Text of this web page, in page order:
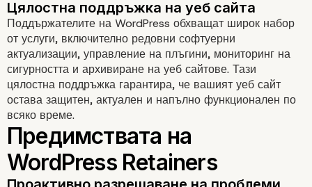
Разбиране на
Retainers
Дефиниране на WordPress
Поддържателите на WordPress обхващат широк набор
от услуги, включително редовни софтуерни
актуализации, управление на плъгини, мониторинг на
сигурността и архивиране на уеб сайтове. Тази
цялостна поддръжка гарантира, че вашият уеб сайт
остава защитен, актуален и напълно функционален по
всяко време.